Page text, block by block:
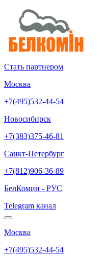
Стать партнером
Москва
+7(495)532-44-54
Новосибирск
+7(383)375-46-81
Санкт-Петербург
+7(812)906-36-89
БелКомин - РУС
Telegram канал
Москва
+7(495)532-44-54